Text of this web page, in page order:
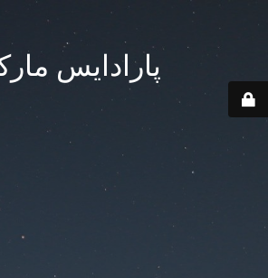
پارادایس